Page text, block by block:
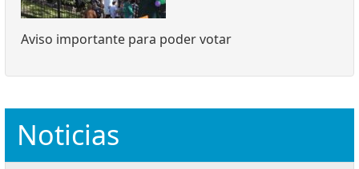
Aviso importante para poder votar
Noticias